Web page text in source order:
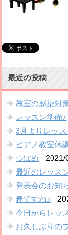
最近の投稿
教室の感染対
レッスン準備♪
3月よりレッ
ピアノ教室休
つばめ
2021/
最近のレッス
発表会のお知
春ですね♪
今日からレッ
お久しぶりの